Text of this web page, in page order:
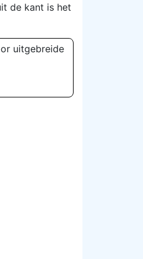
de kant is het
uitgebreide